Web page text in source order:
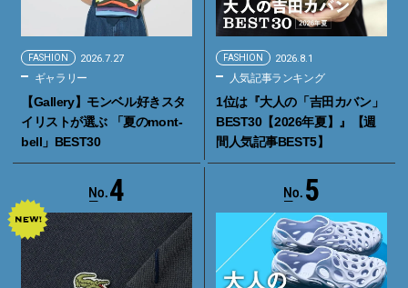
FASHION 2026.7.27
ギャラリー
【Gallery】モンベル好きスタ
イリストが選ぶ 「夏のmont-
bell」BEST30
FASHION 2026.8.1
人気記事ランキング
1位は『大人の「吉田カバン」
BEST30【2026年夏】』【週
間人気記事BEST5】
4 5